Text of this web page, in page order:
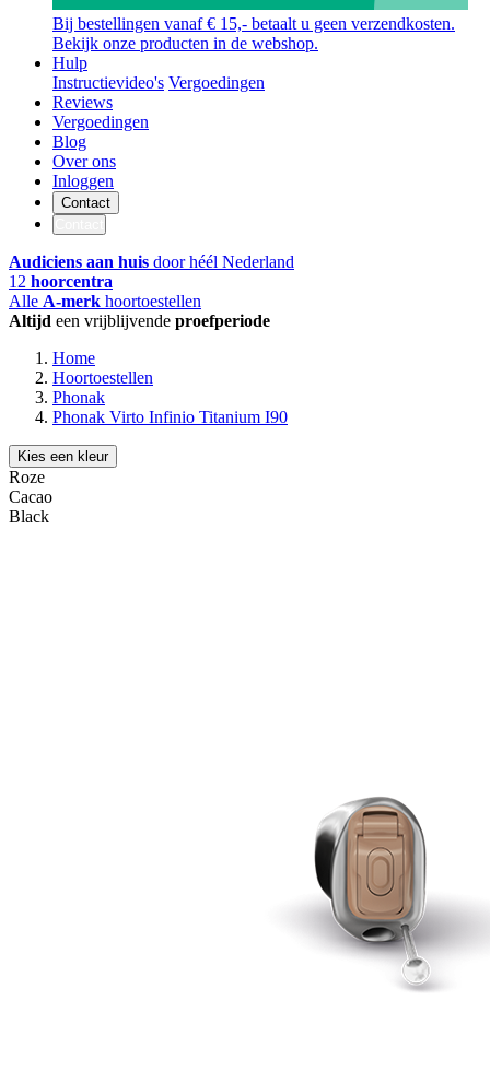
Bij bestellingen vanaf € 15,- betaalt u geen verzendkosten.
Bekijk onze producten in de webshop.
Hulp
Instructievideo's Vergoedingen
Reviews
Vergoedingen
Blog
Over ons
Inloggen
Contact
Audiciens aan huis door héél Nederland
12 hoorcentra
Alle A-merk hoortoestellen
Altijd een vrijblijvende proefperiode
Home
Hoortoestellen
Phonak
Phonak Virto Infinio Titanium I90
Kies een kleur
Roze
Cacao
Black